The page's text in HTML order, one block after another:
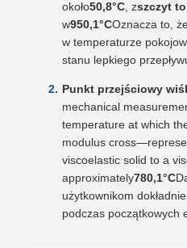
około50,8°C , zszczyt
w950,1°COznacza to,
w temperaturze
stanu lepkiego
Punkt przejściowy
mechanical
temperature at which
modulus
viscoelastic solid to a
approximately780,1°C
użytkownikom
podczas początkowych